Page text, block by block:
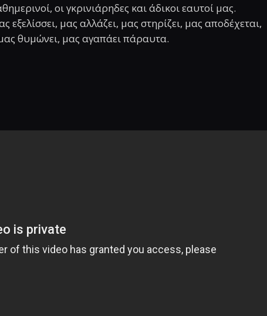
οι γκρινιάρηδες και άδικοι εαυτοί μας.
εξελίσσει, μας αλλάζει, μας στηρίζει, μας αποδέχεται,
θυμώνει, μας αγαπάει πάραυτα.